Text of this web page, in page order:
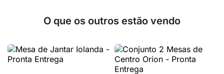
O que os outros estão vendo